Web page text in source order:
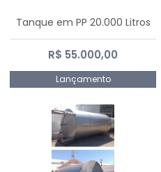
Tanque em PP 20.000 Litros
R$ 55.000,00
Lançamento